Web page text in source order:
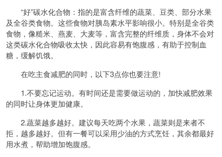
“好”碳水化合物：指的是富含纤维的蔬菜、豆类、部分水果
及全谷类食物。这些食物对胰岛素水平影响很小。特别是全谷类
食物，像糙米、燕麦、大麦等，富含完整的纤维质，身体不会对
这类碳水化合物吸收太快，因此容易有饱腹感，有助于控制血
糖，缓解饥饿。
在吃主食减肥的同时，以下3点你也要注意!
1.不要忘记运动。有时间还是需要做运动的，加快减肥效果
的同时让身体更加健康。
2.蔬菜越多越好。建议每天吃两个水果，蔬菜则是来者不
拒，越多越好。但有一餐可以采用少油的方式烹饪，其余都最好
用水煮，帮助增加饱腹感。